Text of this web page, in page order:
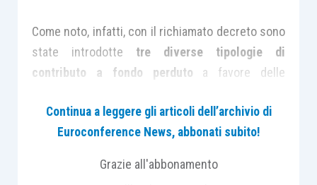
Come noto, infatti, con il richiamato decreto sono
state introdotte tre diverse tipologie di
contributo a fondo perduto a favore delle
ilcontributo “automatico”, riconosciuto a
tutti coloro che hanno beneficiato del
Continua a leggere gli articoli dell’archivio di
Euroconference News, abbonati subito!
Grazie all'abbonamento